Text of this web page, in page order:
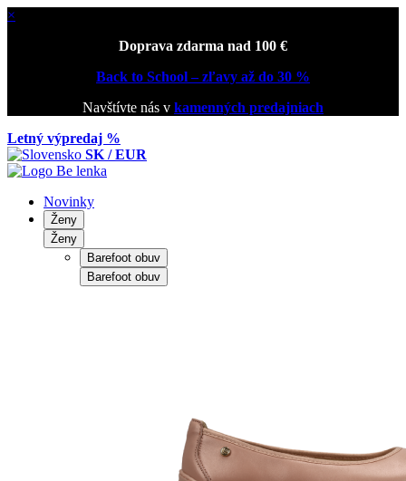
×
Doprava zdarma nad 100 €
Back to School – zľavy až do 30 %
Navštívte nás v kamenných predajniach
Letný výpredaj %
SK / EUR
Novinky
Ženy
Ženy
Barefoot obuv
Barefoot obuv